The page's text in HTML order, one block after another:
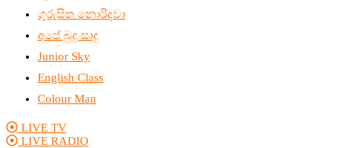
ගුරුසිත නොරිදවා
අපේ බුදු සාදු
Junior Sky
English Class
Colour Man
LIVE TV
LIVE RADIO